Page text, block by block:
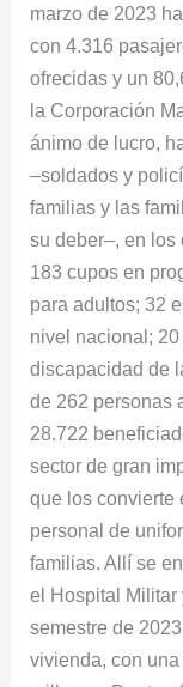
marzo de 2023
con 4.316
ofrecidas y un
la Corporación
ánimo de lucro,
–soldados y
familias y las
su deber–, en los
183 cupos en
para adultos; 32
nivel nacional;
discapacidad de
de 262 personas
28.722
sector de gran
que los convierte
personal de
familias. Allí se
el Hospital Militar
semestre de
vivienda, con